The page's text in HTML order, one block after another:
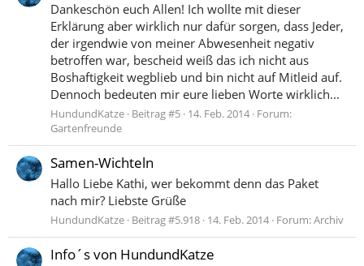
Dankeschön euch Allen! Ich wollte mit dieser
Erklärung aber wirklich nur dafür sorgen, dass Jeder,
der irgendwie von meiner Abwesenheit negativ
betroffen war, bescheid weiß das ich nicht aus
Boshaftigkeit wegblieb und bin nicht auf Mitleid auf.
Dennoch bedeuten mir eure lieben Worte wirklich...
HundundKatze Beitrag #5 14. Feb. 2014 Forum:
Gartenfreunde
Samen-Wichteln
Hallo Liebe Kathi, wer bekommt denn das Paket
nach mir? Liebste Grüße
HundundKatze Beitrag #5.918 14. Feb. 2014 Forum:Archiv
Info´s von HundundKatze